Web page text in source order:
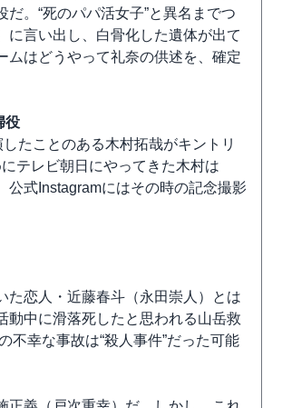
。“死のパパ活女子”と異名までつ
に言い出し、白骨化した遺体が出て
ムはどうやって礼奈の供述を、確定
役
たことのある木村拓哉がキントリ
テレビ朝日にやってきた木村は
公式Instagramにはその時の記念撮影
た恋人・近藤春斗（永田崇人）とは
動中に滑落死したと思われる山岳救
不幸な事故は“殺人事件”だった可能